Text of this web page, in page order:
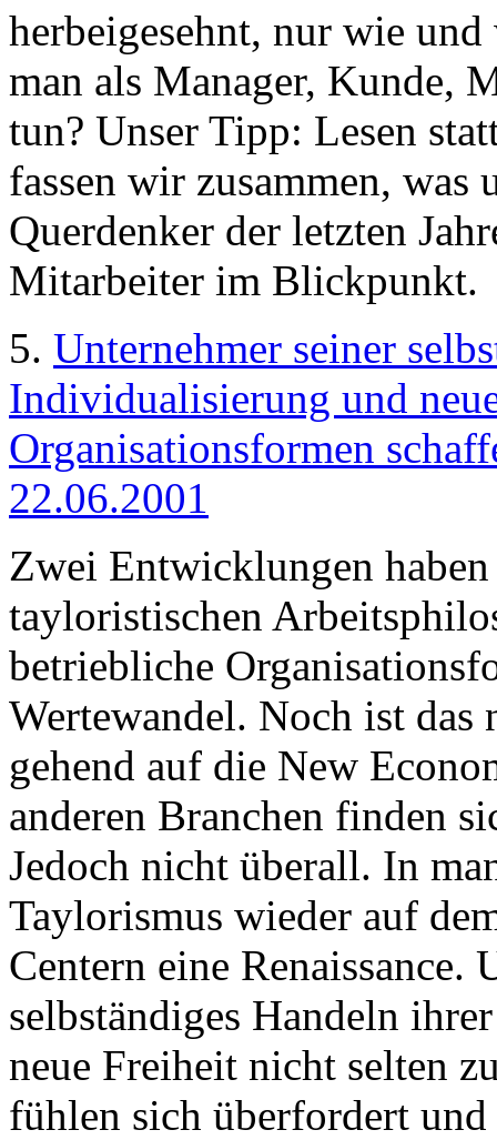
herbeigesehnt, nur wie
man als Manager, Kunde,
tun? Unser Tipp: Lesen
fassen wir zusammen,
Querdenker der letzten
Mitarbeiter im Blickpunkt.
5. Unternehmer seiner
Individualisierung und
Organisationsformen
22.06.2001
Zwei Entwicklungen
tayloristischen
betriebliche
Wertewandel. Noch ist das
gehend auf die New
anderen Branchen finden
Jedoch nicht überall. In
Taylorismus wieder auf
Centern eine
selbständiges Handeln
neue Freiheit nicht selten
fühlen sich überfordert und